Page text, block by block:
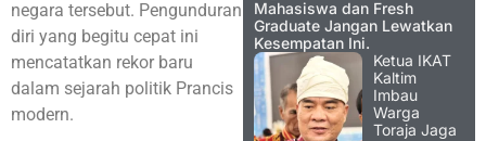
negara tersebut. Pengunduran
diri yang begitu cepat ini
mencatatkan rekor baru
dalam sejarah politik Prancis
modern.
Mahasiswa dan Fresh
Graduate Jangan Lewatkan
Kesempatan Ini.
Ketua IKAT
Kaltim
Imbau
Warga
Toraja Jaga